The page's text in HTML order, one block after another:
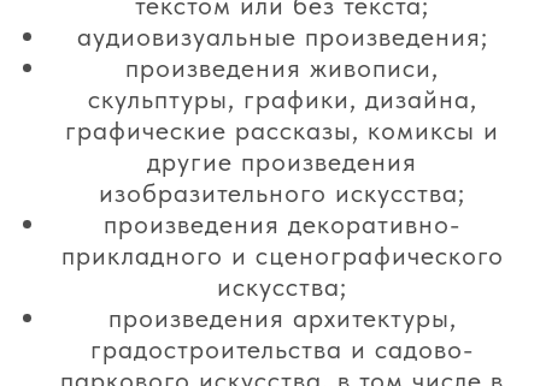
аудиовизуальные произведения;
произведения живописи,
скульптуры, графики, дизайна,
графические рассказы, комиксы и
другие произведения
изобразительного искусства;
произведения декоративно-
прикладного и сценографического
искусства;
произведения архитектуры,
градостроительства и садово-
паркового искусства, в том числе в